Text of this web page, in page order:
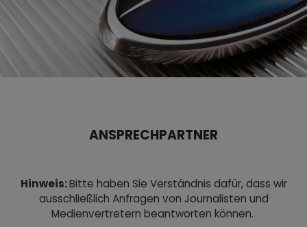
ANSPRECHPARTNER
Hinweis:Bitte haben Sie Verständnis dafür, dass wir
ausschließlich Anfragen von Journalisten und
Medienvertretern beantworten können.